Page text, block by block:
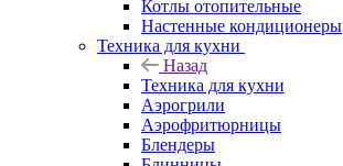
Котлы отопительные
Настенные кондиционеры
Техника для кухни
Назад
Техника для кухни
Аэрогрили
Аэрофритюрницы
Блендеры